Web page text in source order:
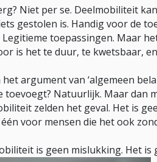
Niet per se. Deelmobiliteit
gestolen is. Handig voor de
Legitieme toepassingen. Maar
is het te duur, te kwetsbaar,
het argument van ‘algemeen
toevoegt? Natuurlijk. Maar dan
zelden het geval. Het is
voor mensen die het ook
is geen mislukking. Het is